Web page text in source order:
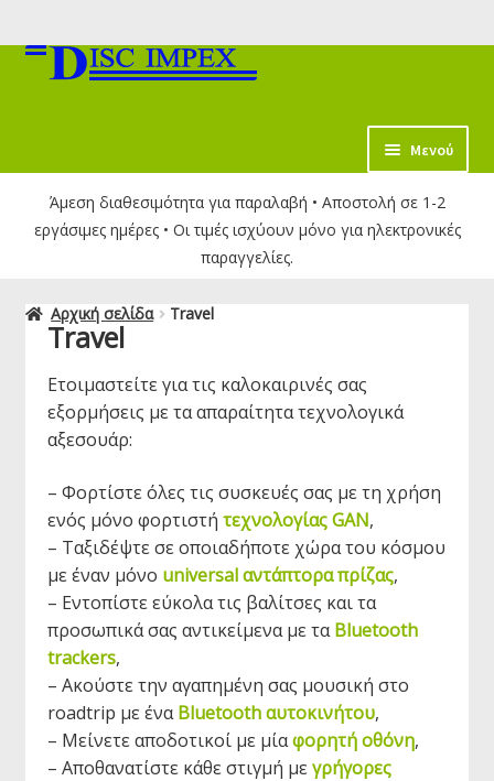
Απευθείας
μετάβαση
Μετάβαση
Μενού
Άμεση διαθεσιμότητα για παραλαβή • Αποστολή σε 1-2
εργάσιμες ημέρες • Οι τιμές ισχύουν μόνο για ηλεκτρονικές
παραγγελίες.
Αρχική σελίδα Travel
Travel
Ετοιμαστείτε για τις καλοκαιρινές σας
εξορμήσεις με τα απαραίτητα τεχνολογικά
αξεσουάρ:
– Φορτίστε όλες τις συσκευές σας με τη χρήση
ενός μόνο φορτιστή τεχνολογίας GAN,
– Ταξιδέψτε σε οποιαδήποτε χώρα του κόσμου
με έναν μόνο universal αντάπτορα πρίζας,
– Eντοπίστε εύκολα τις βαλίτσες και τα
προσωπικά σας αντικείμενα με ταBluetooth
trackers,
– Ακούστε την αγαπημένη σας μουσική στο
roadtrip με έναBluetooth αυτοκινήτου,
– Mείνετε αποδοτικοί με μίαφορητή οθόνη,
– Aποθανατίστε κάθε στιγμή μεγρήγορες